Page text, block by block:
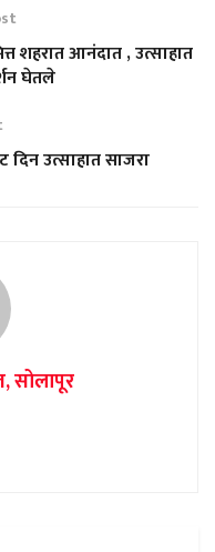
शहरात आनंदात , उत्साहात
घेतले
उत्साहात साजरा
सोलापूर